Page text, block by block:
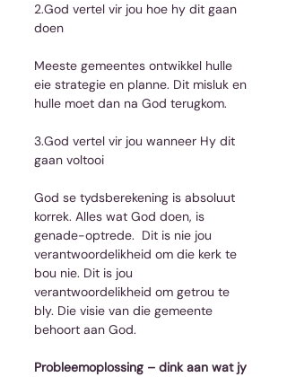
2.God vertel vir jou hoe hy dit gaan
doen
Meeste gemeentes ontwikkel hulle
eie strategie en planne. Dit misluk en
hulle moet dan na God terugkom.
3.God vertel vir jou wanneer Hy dit
gaan voltooi
God se tydsberekening is absoluut
korrek. Alles wat God doen, is
genade-optrede.  Dit is nie jou
verantwoordelikheid om die kerk te
bou nie. Dit is jou
verantwoordelikheid om getrou te
bly. Die visie van die gemeente
behoort aan God.
Probleemoplossing – dink aan wat jy